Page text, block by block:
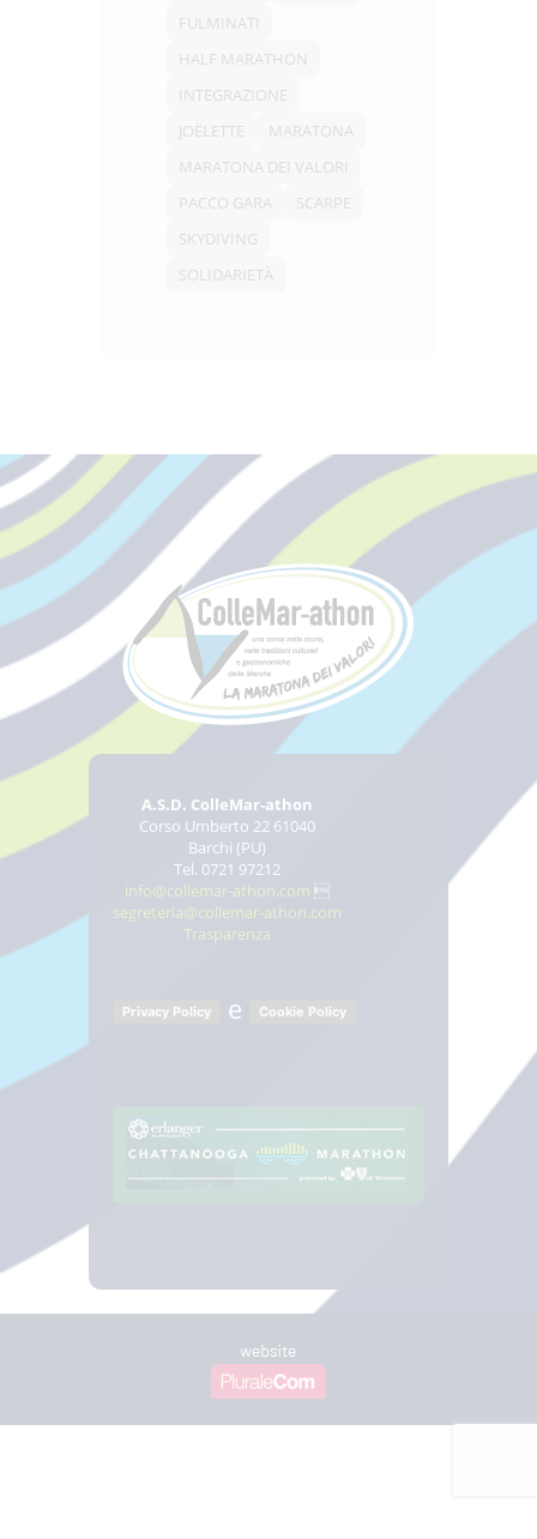
FULMINATI
HALF MARATHON
INTEGRAZIONE
JOËLETTE
MARATONA
MARATONA DEI VALORI
PACCO GARA
SCARPE
SKYDIVING
SOLIDARIETÀ
A.S.D. ColleMar-athon
Corso Umberto 22 61040
Barchi (PU)
Tel. 0721 97212
info@collemar-athon.com 
segreteria@collemar-athon.com
Trasparenza
Privacy Policy e Cookie Policy